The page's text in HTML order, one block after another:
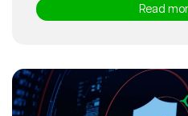
Read